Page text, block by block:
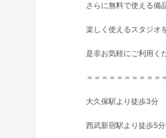
さらに無料で使える備
楽しく使えるスタジオ
是非お気軽にご利用く
＝＝＝＝＝＝＝＝＝＝
大久保駅より徒歩3分
西武新宿駅より徒歩5分